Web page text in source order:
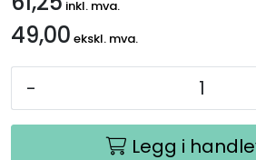
inkl. mva.
49,00 ekskl. mva.
-
Legg i